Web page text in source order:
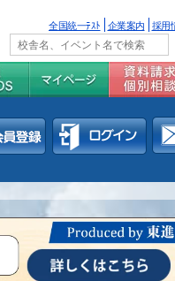
全国統一ﾃｽﾄ 企業案内 採用